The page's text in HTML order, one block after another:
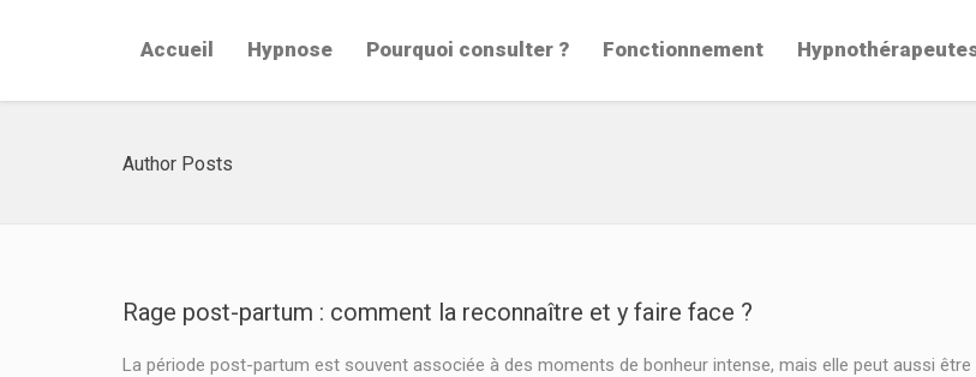
Accueil Hypnose Pourquoi consulter ? Fonctionnement
Author Posts
Rage post-partum : comment la reconnaître et y faire face ?
La période post-partum est souvent associée à des moments de bonheur intense, mais elle peut aussi